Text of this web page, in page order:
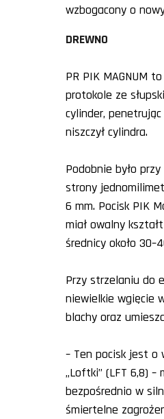
wzbogacony o
DREWNO
PR PIK MAGNUM
protokole ze
cylinder, penetrując
niszczył cylindra.
Podobnie było
strony
6 mm. Pocisk PIK
miał owalny
średnicy około
Przy strzelaniu do
niewielkie wgięcie
blachy oraz
– Ten pocisk jest o
„Loftki” (LFT 6,8)
bezpośrednio w
śmiertelne